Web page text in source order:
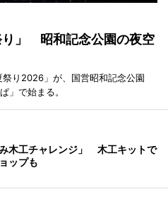
り」 昭和記念公園の夜空
り2026」が、国営昭和記念公園
」で始まる。
木工チャレンジ」 木工キットで
ップも